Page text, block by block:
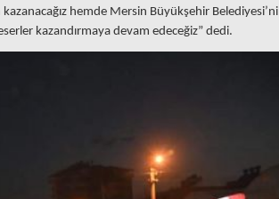
hemde Mersin Büyükşehir Belediyesi’ni
kazandırmaya devam edeceğiz” dedi.